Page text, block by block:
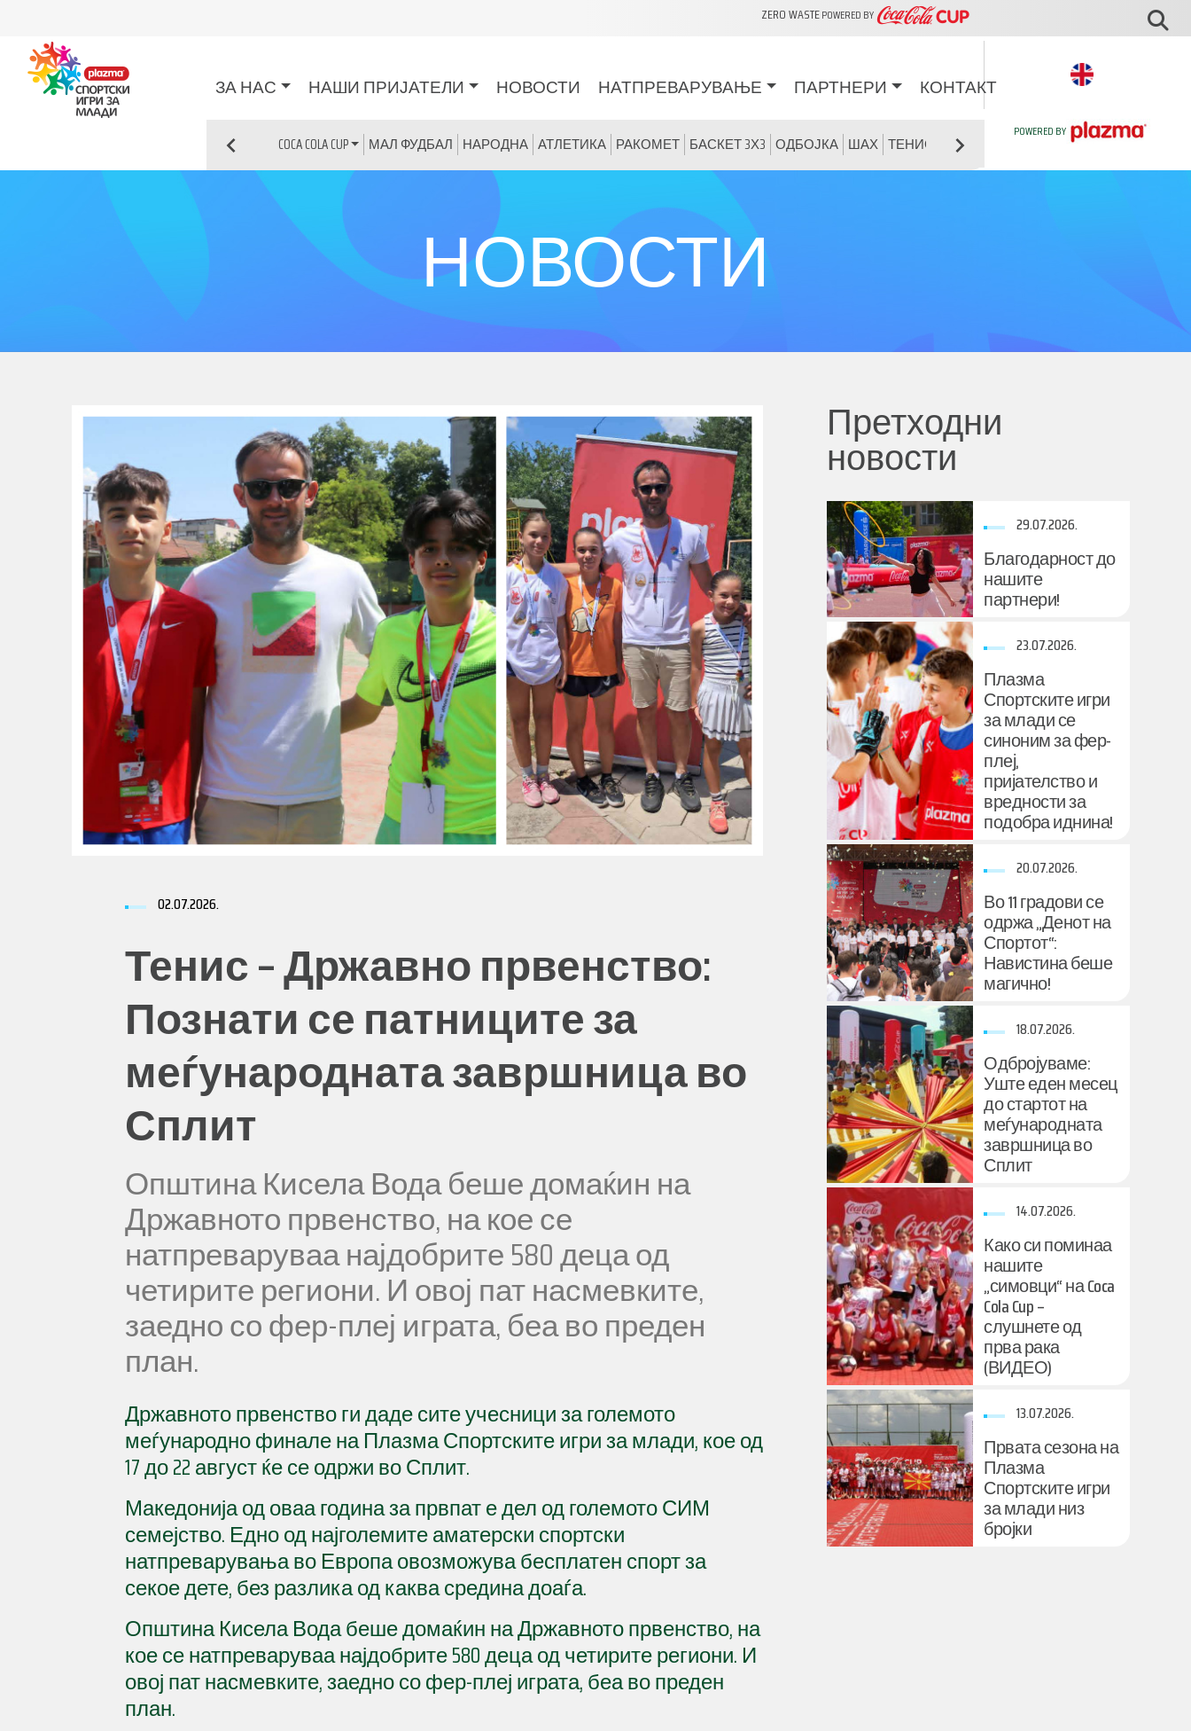
ZERO WASTEPOWERED BY
ЗА НАС НАШИ ПРИЈАТЕЛИ НОВОСТИ НАТПРЕВАРУВАЊЕ ПАРТНЕРИ КОНТАКТ
COCA COLA CUP МАЛ ФУДБАЛ НАРОДНА АТЛЕТИКА РАКОМЕТ БАСКЕТ 3Х3 ОДБОЈКА ШАХ ТЕНИС ОДБОЈКА НА ПЕСОК ПИНГ-ПОНГ
POWERED BY
НОВОСТИ
02.07.2026.
Тенис – Државно првенство:
Познати се патниците за
меѓународната завршница во
Сплит
Општина Кисела Вода беше домаќин на
Државното првенство, на кое се
натпреваруваа најдобрите 580 деца од
четирите региони. И овој пат насмевките,
заедно со фер-плеј играта, беа во преден
план.
Државното првенство ги даде сите учесници за големото
меѓународно финале на Плазма Спортските игри за млади, кое од
17 до 22 август ќе се одржи во Сплит.
Македонија од оваа година за првпат е дел од големото СИМ
семејство. Едно од најголемите аматерски спортски
натпреварувања во Европа овозможува бесплатен спорт за
секое дете, без разлика од каква средина доаѓа.
Општина Кисела Вода беше домаќин на Државното првенство, на
кое се натпреваруваа најдобрите 580 деца од четирите региони. И
овој пат насмевките, заедно со фер-плеј играта, беа во преден
план.
Претходни
новости
29.07.2026.
Благодарност до
нашите
партнери!
23.07.2026.
Плазма
Спортските игри
за млади се
синоним за фер-
плеј,
пријателство и
вредности за
подобра иднина!
20.07.2026.
Во 11 градови се
одржа „Денот на
Спортот“:
Навистина беше
магично!
18.07.2026.
Одбројуваме:
Уште еден месец
до стартот на
меѓународната
завршница во
Сплит
14.07.2026.
Како си поминаа
нашите
„симовци“ на Coca
Cola Cup –
слушнете од
прва рака
(ВИДЕО)
13.07.2026.
Првата сезона на
Плазма
Спортските игри
за млади низ
бројки